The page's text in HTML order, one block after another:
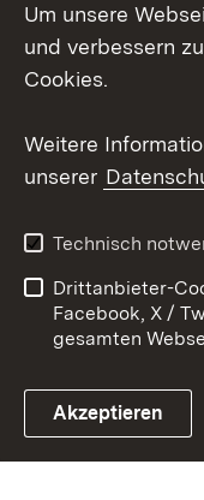
Mastodon
Youtube
Link zum
Kontakt
Barrierefreiheit
Impressum
Um unsere
und verbessern
Cookies.
Weitere
unserer
Technisch
Drittanbieter-
Facebook, X /
gesamten
Akzeptieren